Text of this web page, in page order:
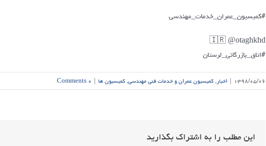
#کمیسیون_عمران_خدمات_مهندسی
🇮🇷 @otaghkhd
#اتاق_بازرگانی_لرستان
۱۳۹۸/۰۵/۰۶ | اخبار,کمیسیون عمران و خدمات فنی مهندسی,کمیسیون ها | ۰ Comments
این مطلب را به اشتراک بگذارید